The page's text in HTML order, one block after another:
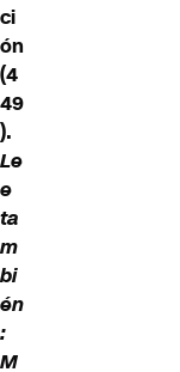
ci
ón
(4
49
).
Le
e
ta
m
bi
én
:
M